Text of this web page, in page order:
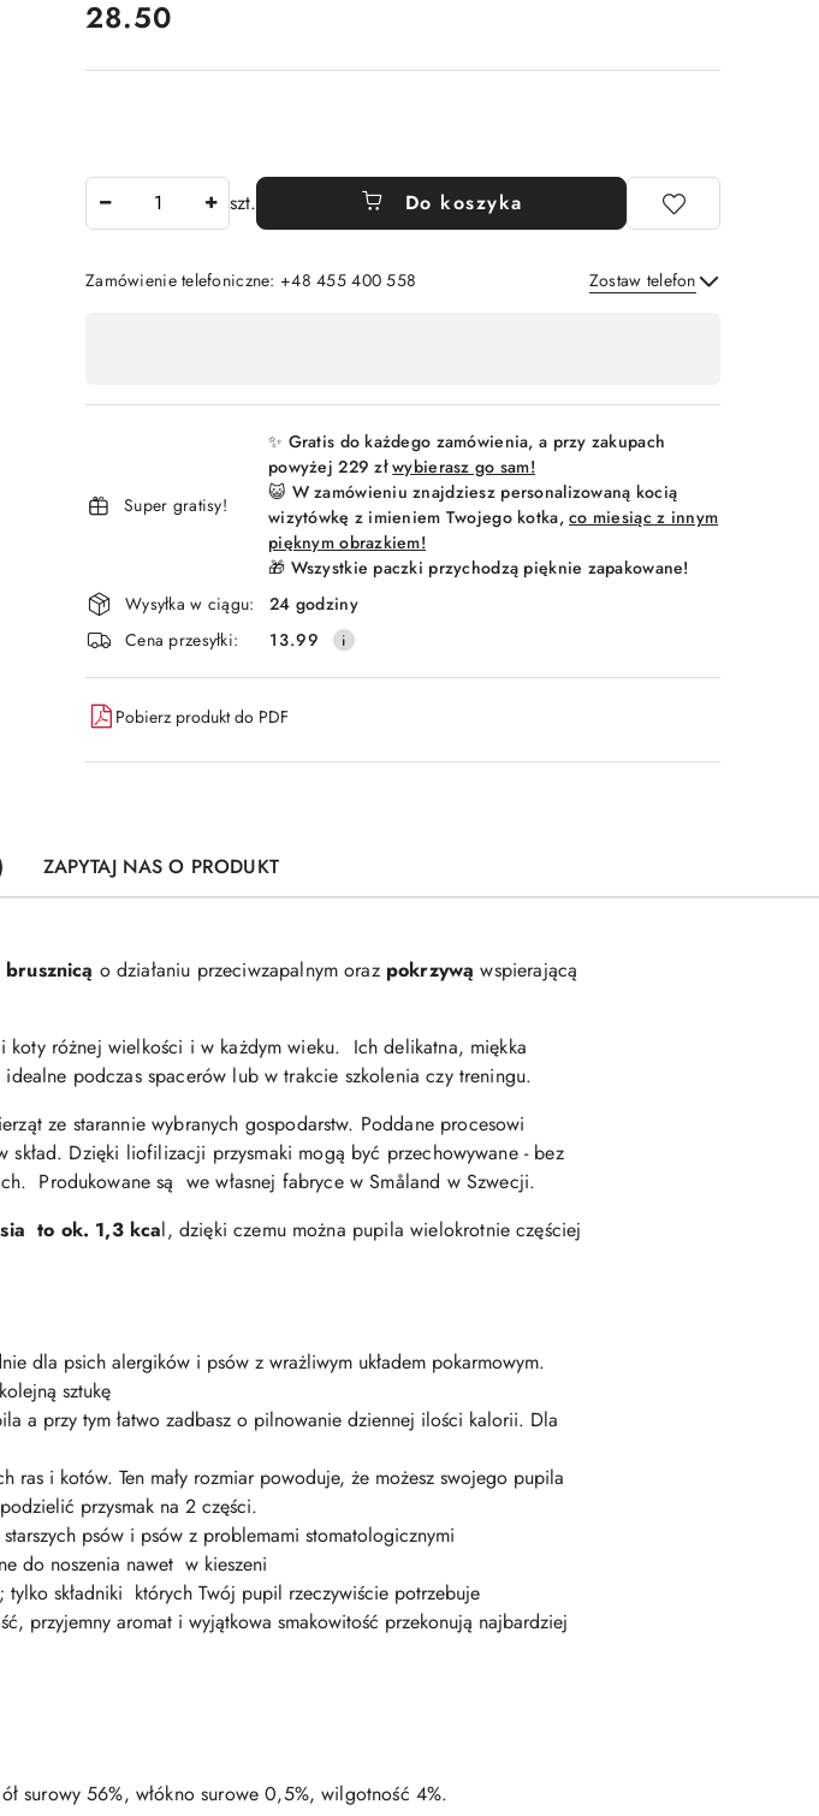
cena:
28.50
szt. Do koszyka
Zamówienie telefoniczne: +48 455 400 558 Zostaw telefon
płatność
dostawa
Super gratisy!
✨ Gratis do każdego zamówienia, a przy zakupach
powyżej 229 złwybierasz go sam!
😺 W zamówieniu znajdziesz personalizowaną kocią
wizytówkę z imieniem Twojego kotka,co miesiąc z innym
pięknym obrazkiem!
🎁 Wszystkie paczki przychodzą pięknie zapakowane!
Wysyłka w ciągu:
24 godziny
Cena przesyłki:
13.99
Pobierz produkt do PDF
ZAPYTAJ NAS O PRODUKT
o działaniu przeciwzapalnym oraz pokrzywąwspierającą
koty różnej wielkości i w każdym wieku. Ich delikatna, miękka
podczas spacerów lub w trakcie szkolenia czy treningu.
ze starannie wybranych gospodarstw. Poddane procesowi
Dzięki liofilizacji przysmaki mogą być przechowywane - bez
Produkowane są we własnej fabryce w Småland w Szwecji.
to ok. 1,3 kcal, dzięki czemu można pupila wielokrotnie częściej
dla psich alergików i psów z wrażliwym układem pokarmowym.
sztukę
a przy tym łatwo zadbasz o pilnowanie dziennej ilości kalorii. Dla
ras i kotów. Ten mały rozmiar powoduje, że możesz swojego pupila
przysmak na 2 części.
psów i psów z problemami stomatologicznymi
do noszenia nawet w kieszeni
składniki których Twój pupil rzeczywiście potrzebuje
przyjemny aromat i wyjątkowa smakowitość przekonują najbardziej
surowy 56%, włókno surowe 0,5%, wilgotność 4%.